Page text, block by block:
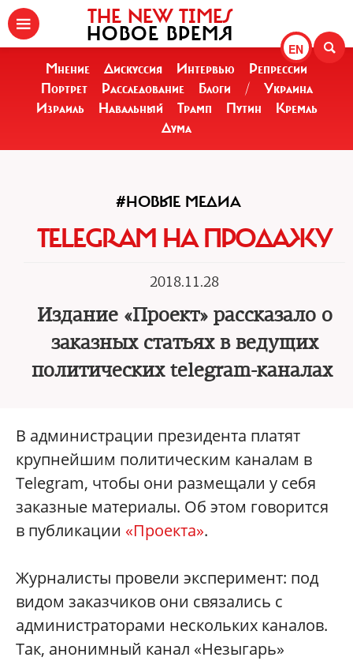
EN
THE NEW TIMES
НОВОЕ ВРЕМЯ
Мнение Дискуссия Интервью
Репрессии
Портрет
Расследование Блоги /
Украина
Израиль
Навальный Трамп Путин
Кремль
Дума
#НОВЫЕ МЕДИА
TELEGRAM НА ПРОДАЖУ
2018.11.28
Издание «Проект» рассказало о
заказных статьях в ведущих
политических telegram-каналах
В администрации президента платят
крупнейшим политическим каналам в
Telegram, чтобы они размещали у себя
заказные материалы. Об этом говорится
в публикации «Проекта».
Журналисты провели эксперимент: под
видом заказчиков они связались с
администраторами нескольких каналов.
Так, анонимный канал «Незыгарь»